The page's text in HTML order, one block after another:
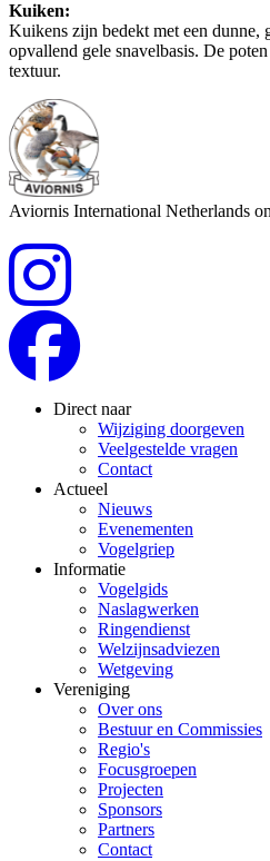
Kuiken:
Kuikens zijn bedekt met een dunne,
opvallend gele snavelbasis. De
textuur.
Aviornis International Netherlands
Direct naar
Wijziging doorgeven
Veelgestelde vragen
Contact
Actueel
Nieuws
Evenementen
Vogelgriep
Informatie
Vogelgids
Naslagwerken
Ringendienst
Welzijnsadviezen
Wetgeving
Vereniging
Over ons
Bestuur en Commissies
Regio's
Focusgroepen
Projecten
Sponsors
Partners
Contact